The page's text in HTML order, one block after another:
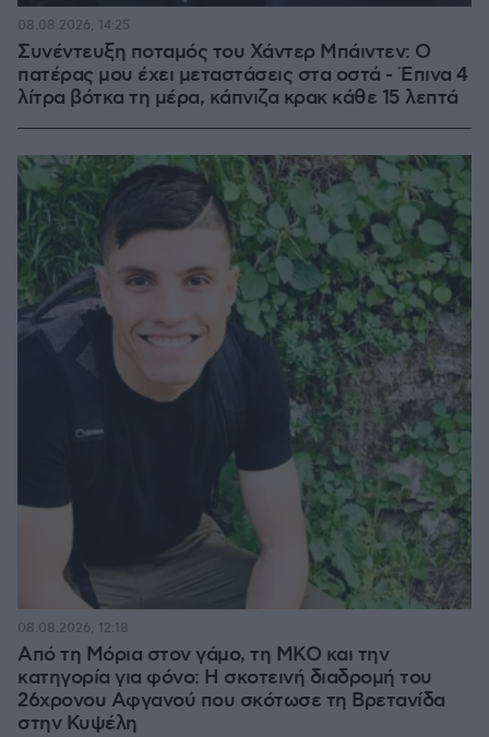
Συνέντευξη ποταμός του Χάντερ Μπάιντεν: Ο
πατέρας μου έχει μεταστάσεις στα οστά - Έπινα 4
λίτρα βότκα τη μέρα, κάπνιζα κρακ κάθε 15 λεπτά
08.08.2026, 14:25
Από τη Μόρια στον γάμο, τη ΜΚΟ και την
κατηγορία για φόνο: Η σκοτεινή διαδρομή του
26χρονου Αφγανού που σκότωσε τη Βρετανίδα
στην Κυψέλη
08.08.2026, 12:18